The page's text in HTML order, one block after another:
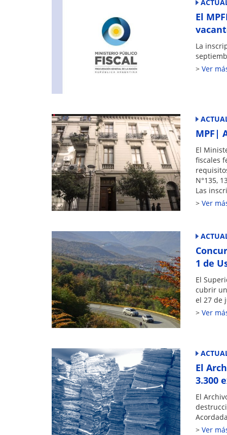
El
La
Ver
MPF|
El
fiscales
N°135,
Las
Ver
1 de
El
cubrir
el 27 de
Ver
El
3.300
El
Ver